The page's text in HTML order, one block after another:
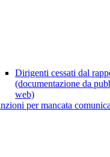
Dirigenti cessati dal
(documentazione da
web)
per mancata